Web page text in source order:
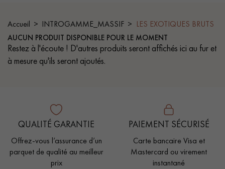
0805 82 82 82
Nos experts sont à votre disposition pour vous guider pas à
pas dans le choix et la pose de votre parquet.
Accueil INTROGAMME_MASSIF LES EXOTIQUES BRUTS
AUCUN PRODUIT DISPONIBLE POUR LE MOMENT
Restez à l'écoute ! D'autres produits seront affichés ici au fur et
à mesure qu'ils seront ajoutés.
QUALITÉ GARANTIE
Offrez-vous l’assurance d’un
parquet de qualité au meilleur
prix
PAIEMENT SÉCURISÉ
Carte bancaire Visa et
Mastercard ou virement
instantané